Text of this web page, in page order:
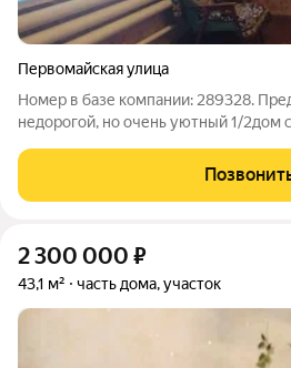
Первомайская улица
Номер в базе компании: 289328.
недорогой, но очень уютный 1/2дом
Дом площадью 26 квадратных
Коммуникации: газ, свет,
2 300 000 ₽
43,1 м² часть дома, участок